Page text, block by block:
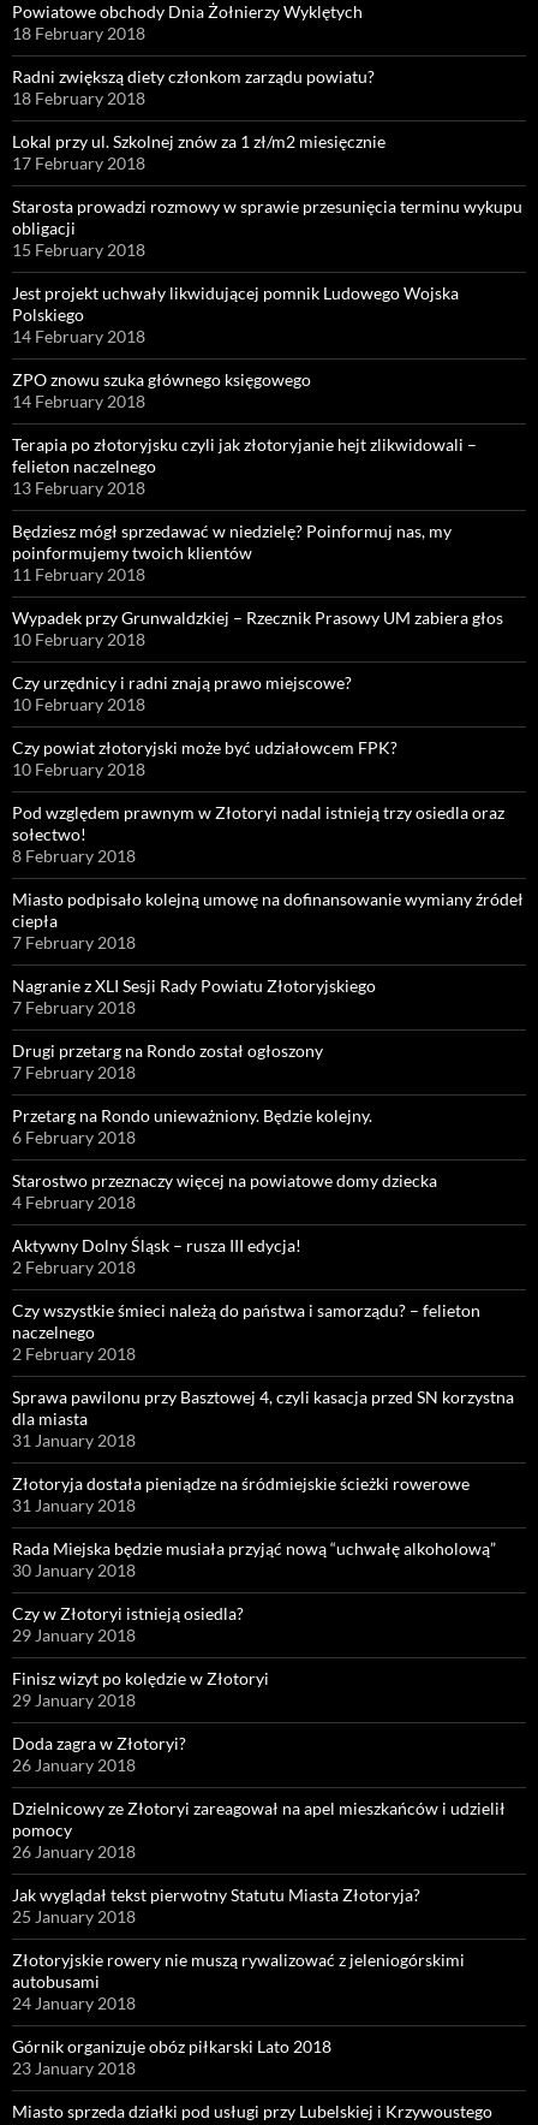
Powiatowe obchody Dnia Żołnierzy Wyklętych
18 February 2018
Radni zwiększą diety członkom zarządu powiatu?
18 February 2018
Lokal przy ul. Szkolnej znów za 1 zł/m2 miesięcznie
17 February 2018
Starosta prowadzi rozmowy w sprawie przesunięcia terminu wykupu
obligacji
15 February 2018
Jest projekt uchwały likwidującej pomnik Ludowego Wojska
Polskiego
14 February 2018
ZPO znowu szuka głównego księgowego
14 February 2018
Terapia po złotoryjsku czyli jak złotoryjanie hejt zlikwidowali –
felieton naczelnego
13 February 2018
Będziesz mógł sprzedawać w niedzielę? Poinformuj nas, my
poinformujemy twoich klientów
11 February 2018
Wypadek przy Grunwaldzkiej – Rzecznik Prasowy UM zabiera głos
10 February 2018
Czy urzędnicy i radni znają prawo miejscowe?
10 February 2018
Czy powiat złotoryjski może być udziałowcem FPK?
10 February 2018
Pod względem prawnym w Złotoryi nadal istnieją trzy osiedla oraz
sołectwo!
8 February 2018
Miasto podpisało kolejną umowę na dofinansowanie wymiany źródeł
ciepła
7 February 2018
Nagranie z XLI Sesji Rady Powiatu Złotoryjskiego
7 February 2018
Drugi przetarg na Rondo został ogłoszony
7 February 2018
Przetarg na Rondo unieważniony. Będzie kolejny.
6 February 2018
Starostwo przeznaczy więcej na powiatowe domy dziecka
4 February 2018
Aktywny Dolny Śląsk – rusza III edycja!
2 February 2018
Czy wszystkie śmieci należą do państwa i samorządu? – felieton
naczelnego
2 February 2018
Sprawa pawilonu przy Basztowej 4, czyli kasacja przed SN korzystna
dla miasta
31 January 2018
Złotoryja dostała pieniądze na śródmiejskie ścieżki rowerowe
31 January 2018
Rada Miejska będzie musiała przyjąć nową “uchwałę alkoholową”
30 January 2018
Czy w Złotoryi istnieją osiedla?
29 January 2018
Finisz wizyt po kolędzie w Złotoryi
29 January 2018
Doda zagra w Złotoryi?
26 January 2018
Dzielnicowy ze Złotoryi zareagował na apel mieszkańców i udzielił
pomocy
26 January 2018
Jak wyglądał tekst pierwotny Statutu Miasta Złotoryja?
25 January 2018
Złotoryjskie rowery nie muszą rywalizować z jeleniogórskimi
autobusami
24 January 2018
Górnik organizuje obóz piłkarski Lato 2018
23 January 2018
Miasto sprzeda działki pod usługi przy Lubelskiej i Krzywoustego